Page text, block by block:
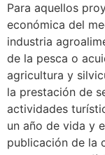
Para aquellos
económica del
industria
de la pesca o
agricultura y
la prestación de
actividades
un año de vida y
publicación de la